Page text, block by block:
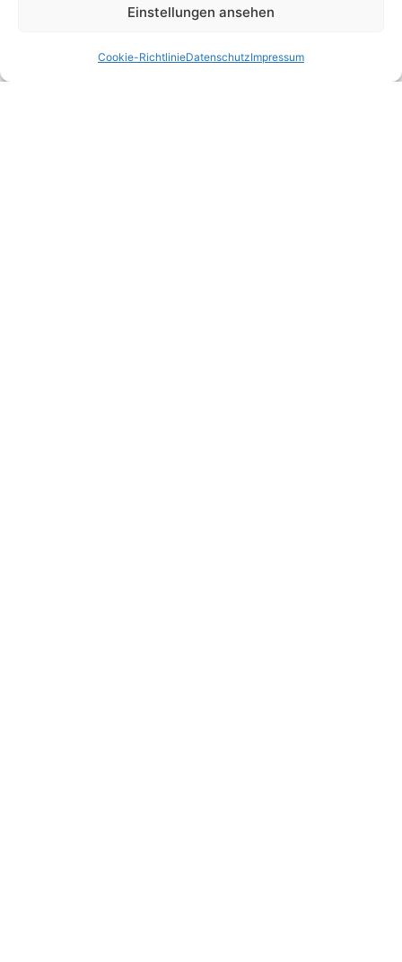
Einstellungen ansehen
Cookie-RichtlinieDatenschutzImpressum
Um nicht in jedem Monat kleine Beträge
buchen zu müssen, können die Beträge auch